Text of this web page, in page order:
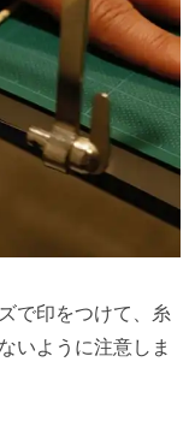
で印をつけて、糸
いように注意しま